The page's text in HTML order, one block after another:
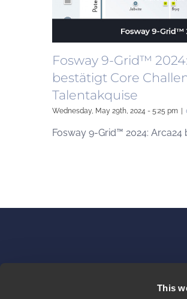
This
Fosway 9-Grid™
bestätigt Core
Talentakquise
Wednesday, May 29th, 2024 - 5:25 pm
Fosway 9-Grid™ 2024: Arca24